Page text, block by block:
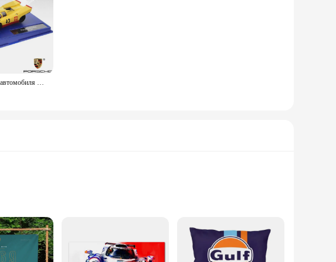
Carrera слот для автомобиля Digital / Evolution / 27516 Porsche 917K J.W. Автомобильная техника перфорированный/30791 Gesipa гоночная команда/30888 Por